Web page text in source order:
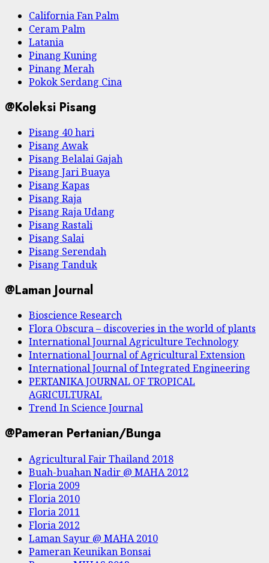
California Fan Palm
Ceram Palm
Latania
Pinang Kuning
Pinang Merah
Pokok Serdang Cina
@Koleksi Pisang
Pisang 40 hari
Pisang Awak
Pisang Belalai Gajah
Pisang Jari Buaya
Pisang Kapas
Pisang Raja
Pisang Raja Udang
Pisang Rastali
Pisang Salai
Pisang Serendah
Pisang Tanduk
@Laman Journal
Bioscience Research
Flora Obscura – discoveries in the world of plants
International Journal Agriculture Technology
International Journal of Agricultural Extension
International Journal of Integrated Engineering
PERTANIKA JOURNAL OF TROPICAL
AGRICULTURAL
Trend In Science Journal
@Pameran Pertanian/Bunga
Agricultural Fair Thailand 2018
Buah-buahan Nadir @ MAHA 2012
Floria 2009
Floria 2010
Floria 2011
Floria 2012
Laman Sayur @ MAHA 2010
Pameran Keunikan Bonsai